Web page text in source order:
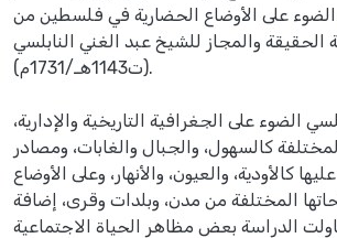
على الأوضاع الحضارية في فلسطين من
الحقيقة والمجاز للشيخ عبد الغني النابلسي
(ت1143هـ/1731م).
الضوء على الجغرافية التاريخية والإدارية،
كالسهول، والجبال والغابات، ومصادر
كالأودية، والعيون، والأنهار، وعلى الأوضاع
المختلفة من مدن، وبلدات وقرى، إضافة
الدراسة بعض مظاهر الحياة الاجتماعية